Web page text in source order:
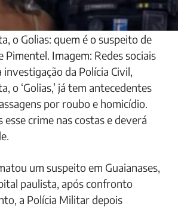
o Golias: quem é o suspeito de
Imagem: Redes sociais
da Polícia Civil,
o ‘Golias,’ já tem antecedentes
por roubo e homicídio.
crime nas costas e deverá
um suspeito em Guaianases,
paulista, após confronto
a Polícia Militar depois